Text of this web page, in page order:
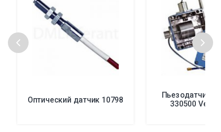
Оптический датчик 10798 Пьезодатчик
330500